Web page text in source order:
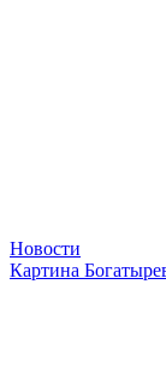
Новости
Картина